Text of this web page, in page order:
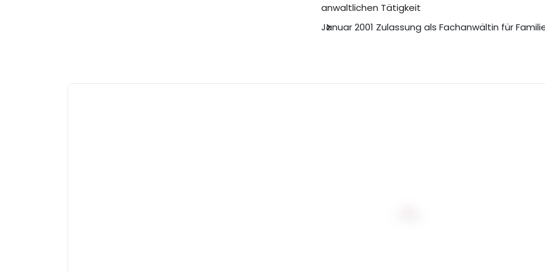
anwaltlichen Tätigkeit
Januar 2001 Zulassung als Fachanwältin für